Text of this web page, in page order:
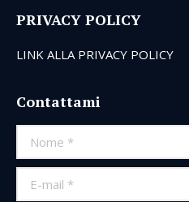
PRIVACY POLICY
LINK ALLA PRIVACY POLICY
Contattami
Nome *
E-mail *